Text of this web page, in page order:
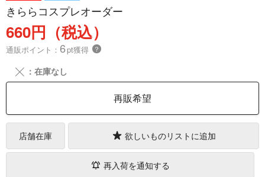
きららコスプレオーダー
660円（税込）
通販ポイント： 6pt獲得 ？
╳ ：在庫なし
再販希望
店舗在庫 欲しいものリストに追加
再入荷を通知する